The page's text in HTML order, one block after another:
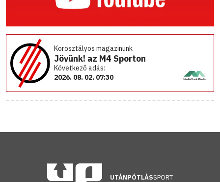
Korosztályos magazinunk
Jövünk! az M4 Sporton
Következő adás:
2026. 08. 02. 07:30
UTÁNPÓTLÁSSPORT